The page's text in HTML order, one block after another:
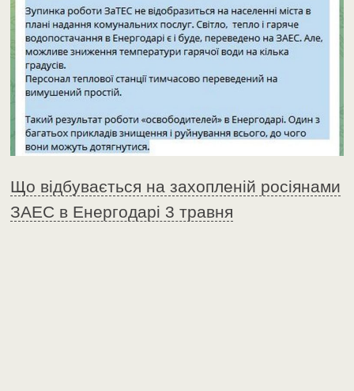
Що відбувається на захопленій росіянами
ЗАЕС в Енергодарі 3 травня